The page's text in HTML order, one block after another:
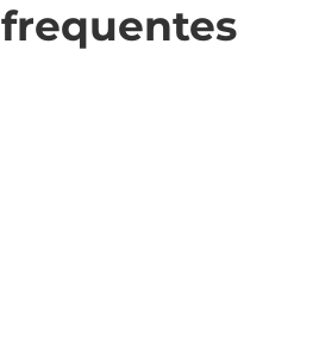
frequentes